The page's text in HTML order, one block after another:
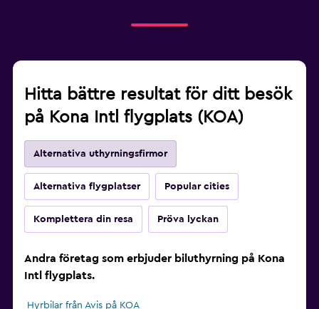
Hitta bättre resultat för ditt besök
på Kona Intl flygplats (KOA)
Alternativa uthyrningsfirmor
Alternativa flygplatser Popular cities
Komplettera din resa Pröva lyckan
Andra företag som erbjuder biluthyrning på Kona
Intl flygplats.
Hyrbilar från Avis på KOA